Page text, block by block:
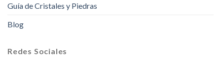
Guía de Cristales y Piedras
Blog
Redes Sociales